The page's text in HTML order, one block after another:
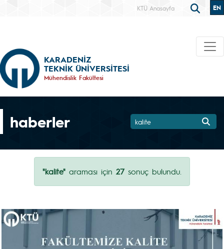
KTÜ Anasayfa EN
KARADENİZ
TEKNİK ÜNİVERSİTESİ
Mühendislik Fakültesi
haberler
"kalite" araması için 27sonuç bulundu.